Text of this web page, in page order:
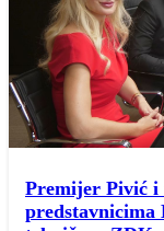
Premijer Pivić i
predstavnicima